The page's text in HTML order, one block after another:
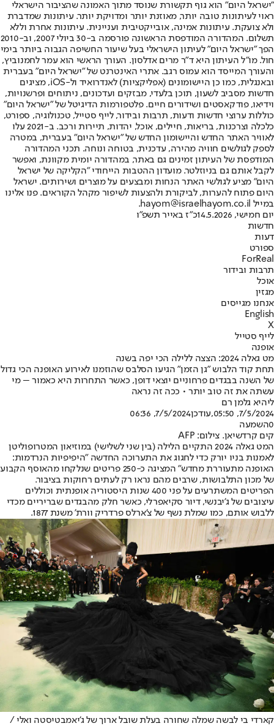
"ישראל היום" הוא גוף תקשורת שנוסד מתוך האמונה שהציבור הישראלי
ראוי לעיתונות טובה יותר, מאוזנת יותר ומדויקת יותר. עיתונות שמדברת
ולא צועקת. עיתונות אמינה, אובייקטיבית ועניינית. עיתונות אחרת וללא
תשלום. המהדורה המודפסת הראשונה פורסמה ב-30 ביולי 2007, וב-2010
הפך "ישראל היום" לעיתון הישראלי בעל שיעור החשיפה הגבוה ביותר בימי
חול. מו"ל העיתון היא ד"ר מרים אדלסון. העורך הראשי הוא עמר לחמנוביץ,
והעורך המייסד הוא עמוס רגב. אתרי האינטרנט של "ישראל היום" בעברית
ובאנגלית, כמו כן היישומונים (אפליקציות) לאנדרואיד ול-iOS, מציגים
חדשות מסביב לשעון, תוכן בלעדי, מבזקים ועדכונים, ניתוחים ופרשנויות,
וידיאו, פודקאסטים ושידורים חיים. פלטפורמות הדיגיטל של "ישראל היום"
כוללות ערוצי חדשות ודעות, תרבות ובידור, לייף סטייל, טכנולוגיה, ספורט,
כלכלה וצרכנות, בריאות, חיילים, אוכל, יהדות, תיירות ורכב. ב-2021 עלו
לאוויר האתר החדש והיישומון החדש של "ישראל היום" בעברית, במטרה
לספק לגולשים חוויה מהירה, עדכנית, בטוחה ונוחה. תכני המהדורה
המודפסת של העיתון זמינים גם באתר, במהדורה יומית מקוונת, ואפשר
לקבל אותם גם בניוזלטר. מועדון ההטבות הייחודי "הקליקה של ישראל
היום" מציע לגולשי האתר הנחות ומבצעים על מוצרים ושירותים. ישראל
היום פתוח להערות, לביקורת ולהצעות לשיפור מקהל הקוראים. פנו אלינו
במייל hayom@israelhayom.co.il.
יום חמישי, 14.5.2026
כ"ז באייר תשפ"ו
חדשות
דעות
ספורט
ForReal
תרבות ובידור
אוכל
מגזין
אנחנו מגייסים
English
X
לייף סטייל
אופנה
מט גאלה 2024: הצצה ללילה הכי יפה בשנה
תחת קוד הלבוש "גן הזמן" הגיעו הסלבס שהוזמנו לאירוע האופנה הכי גדול
של השנה בבגדים פרחוניים יוצאי דופן, כאשר התחרות היא כאמור – מי
עשתה את זה טוב יותר • ככה זה נראה
ליהיא גלמן רם
7/5/2024, 05:50
,עודכן7/5/2024, 06:36
0השמעה
קים קרדשיאן. צילום: AFP
המט גאלה 2024 התקיים הלילה (בין שני לשלישי) במוזיאון המטרופוליטן
לאמנות בניו יורק כדי לחגוג את התערוכה החדשה "היפיפיות הנרדמות:
האופנה מתעוררת מחדש" המציגה כ-250 פריטים שנלקחו מהאוסף הקבוע
של מכון התלבושות, שרבים מהם נראו רק לעתים רחוקות בציבור.
הפריטים המשתרעים על פני 400 שנות היסטוריה אופנתית וכוללים
עיצובים של ג'יבנשי, דיור סקיאפרלי, כאשר חלק מהבגדים שבריריים מכדי
ללבוש אותם, כמו שמלת נשף של צ'ארלס פרדריק וורת' משנת 1877.
קארדי בי לבשה שמלה שחורה בעלת שובל ארוך של ג'יאמבטיסטה ואלי /